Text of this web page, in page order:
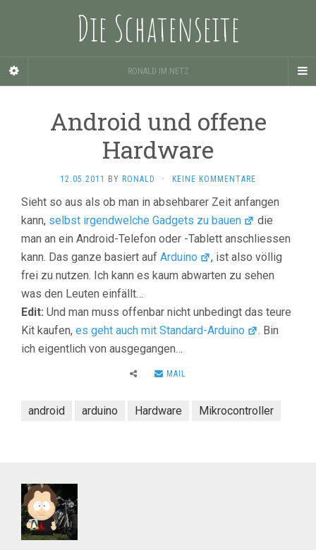
Die Schatenseite
RONALD IM NETZ
Android und offene
Hardware
12.05.2011 BY RONALD · KEINE KOMMENTARE
Sieht so aus als ob man in absehbarer Zeit anfangen
kann, selbst irgendwelche Gadgets zu bauen
die
man an ein Android-Telefon oder -Tablett anschliessen
kann. Das ganze basiert auf Arduino
, ist also völlig
frei zu nutzen. Ich kann es kaum abwarten zu sehen
was den Leuten einfällt…
Edit: Und man muss offenbar nicht unbedingt das teure
Kit kaufen, es geht auch mit Standard-Arduino
. Bin
ich eigentlich von ausgegangen…
MAIL
android arduino Hardware Mikrocontroller